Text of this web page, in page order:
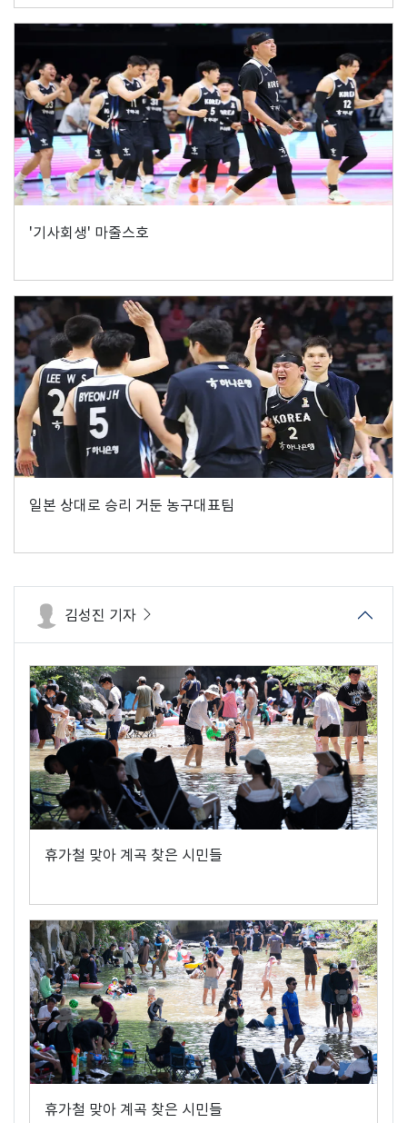
'기사회생' 마줄스호
일본 상대로 승리 거둔 농구대표팀
김성진 기자
휴가철 맞아 계곡 찾은 시민들
휴가철 맞아 계곡 찾은 시민들